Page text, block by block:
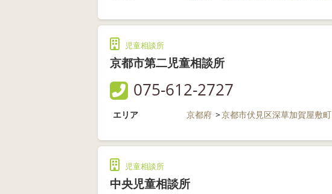
児童相談所
京都市第二児童相談所
075-612-2727
エリア 京都府 京都市伏見区深草加賀屋敷町
児童相談所
中央児童相談所